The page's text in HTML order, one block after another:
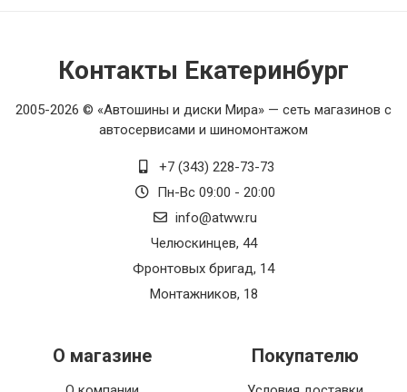
Контакты Екатеринбург
2005-2026 © «Автошины и диски Мира» — сеть магазинов с
автосервисами и шиномонтажом
+7 (343) 228-73-73
Пн-Вс 09:00 - 20:00
info@atww.ru
Челюскинцев, 44
Фронтовых бригад, 14
Монтажников, 18
О магазине Покупателю